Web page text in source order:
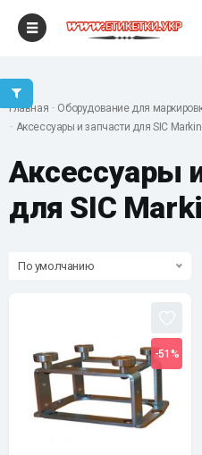
Главная
Оборудование для
Аксессуары и запчасти для SIC
Аксессуары
для SIC
По умолчанию
-51%